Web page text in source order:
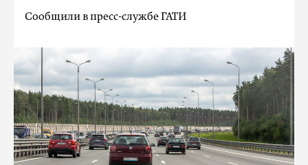
Сообщили в пресс-службе ГАТИ